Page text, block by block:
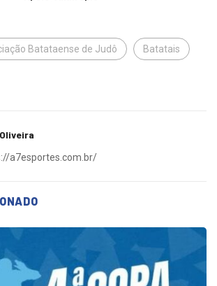
Batataense de Judô Batatais
a7esportes.com.br/